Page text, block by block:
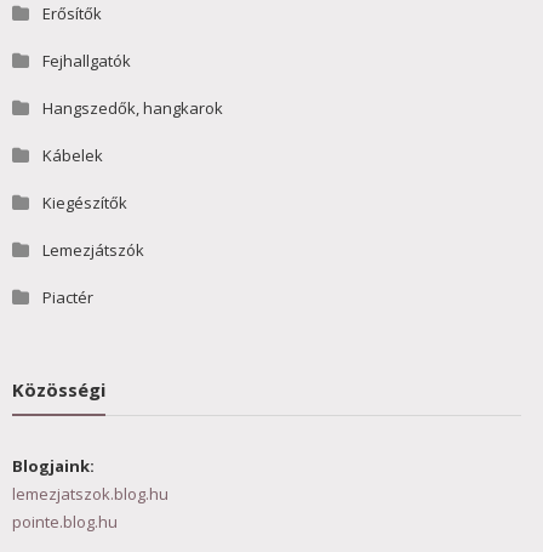
Erősítők
Fejhallgatók
Hangszedők, hangkarok
Kábelek
Kiegészítők
Lemezjátszók
Piactér
Közösségi
Blogjaink:
lemezjatszok.blog.hu
pointe.blog.hu